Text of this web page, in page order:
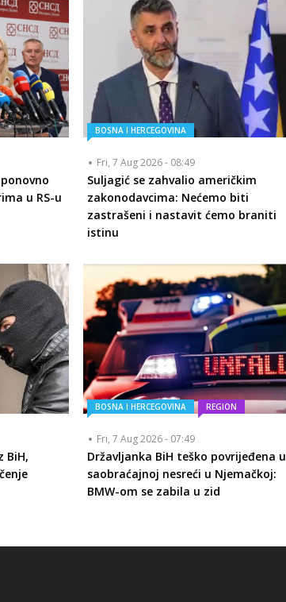
u RS-u
BOSNA I HERCEGOVINA
Fri, 7 Aug 2026 - 08:49
Suljagić se zahvalio američkim
zakonodavcima: Nećemo biti
zastrašeni i nastavit ćemo braniti
istinu
BiH,
BOSNA I HERCEGOVINA REGION
Fri, 7 Aug 2026 - 07:49
Državljanka BiH teško povrijeđena u
saobraćajnoj nesreći u Njemačkoj:
BMW-om se zabila u zid